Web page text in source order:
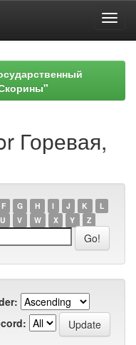
Горевая,
F G H I J K
L
U V W X Y Z